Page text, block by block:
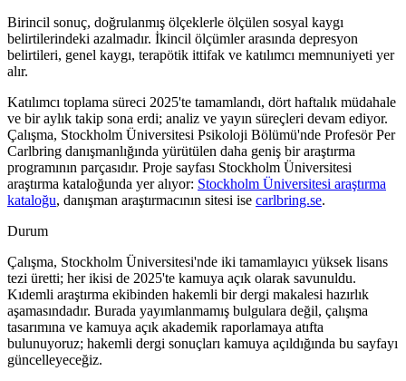
Birincil sonuç, doğrulanmış ölçeklerle ölçülen sosyal kaygı
belirtilerindeki azalmadır. İkincil ölçümler arasında depresyon
belirtileri, genel kaygı, terapötik ittifak ve katılımcı memnuniyeti yer
alır.
Katılımcı toplama süreci 2025'te tamamlandı, dört haftalık müdahale
ve bir aylık takip sona erdi; analiz ve yayın süreçleri devam ediyor.
Çalışma, Stockholm Üniversitesi Psikoloji Bölümü'nde Profesör Per
Carlbring danışmanlığında yürütülen daha geniş bir araştırma
programının parçasıdır. Proje sayfası Stockholm Üniversitesi
araştırma kataloğunda yer alıyor: Stockholm Üniversitesi araştırma
kataloğu, danışman araştırmacının sitesi ise carlbring.se.
Durum
Çalışma, Stockholm Üniversitesi'nde iki tamamlayıcı yüksek lisans
tezi üretti; her ikisi de 2025'te kamuya açık olarak savunuldu.
Kıdemli araştırma ekibinden hakemli bir dergi makalesi hazırlık
aşamasındadır. Burada yayımlanmamış bulgulara değil, çalışma
tasarımına ve kamuya açık akademik raporlamaya atıfta
bulunuyoruz; hakemli dergi sonuçları kamuya açıldığında bu sayfayı
güncelleyeceğiz.